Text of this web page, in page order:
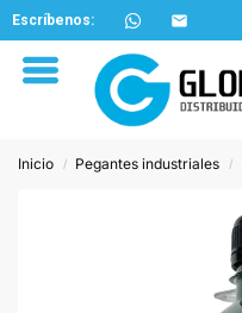
Escríbenos:
Inicio / Pegantes industriales /